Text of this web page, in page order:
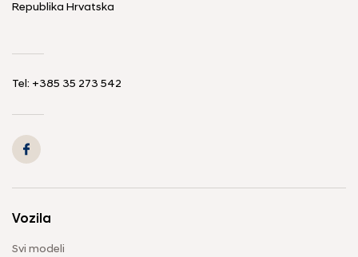
Republika Hrvatska
Tel: +385 35 273 542
Vozila
Svi modeli